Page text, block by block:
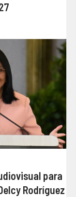
para
Rodríguez